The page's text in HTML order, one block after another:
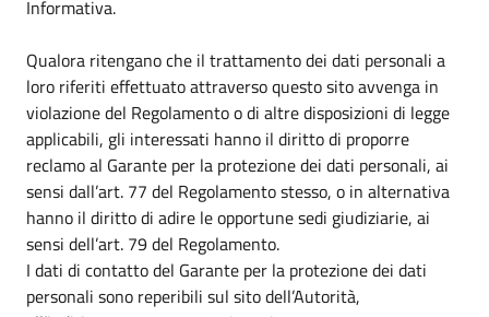
Informativa.
Qualora ritengano che il trattamento dei dati personali a
loro riferiti effettuato attraverso questo sito avvenga in
violazione del Regolamento o di altre disposizioni di legge
applicabili, gli interessati hanno il diritto di proporre
reclamo al Garante per la protezione dei dati personali, ai
sensi dall’art. 77 del Regolamento stesso, o in alternativa
hanno il diritto di adire le opportune sedi giudiziarie, ai
sensi dell’art. 79 del Regolamento.
I dati di contatto del Garante per la protezione dei dati
personali sono reperibili sul sito dell’Autorità,